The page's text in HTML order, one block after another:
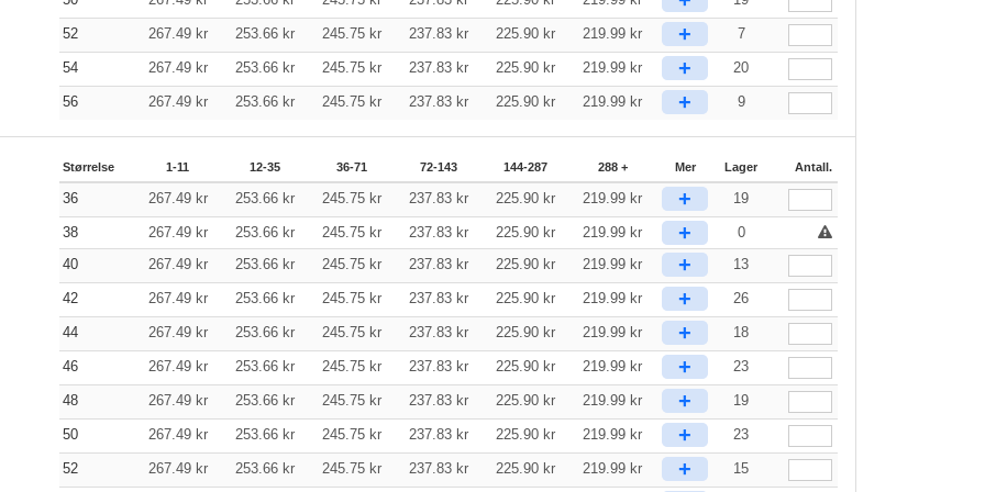
52 267.49 kr 253.66 kr 245.75 kr 237.83 kr 225.90 kr 219.99 kr + 7
54 267.49 kr 253.66 kr 245.75 kr 237.83 kr 225.90 kr 219.99 kr + 20
56 267.49 kr 253.66 kr 245.75 kr 237.83 kr 225.90 kr 219.99 kr + 9
Størrelse 1-11 12-35 36-71 72-143 144-287 288 + Mer Lager Antall.
36 267.49 kr 253.66 kr 245.75 kr 237.83 kr 225.90 kr 219.99 kr + 19
38 267.49 kr 253.66 kr 245.75 kr 237.83 kr 225.90 kr 219.99 kr +
0
40
267.49 kr 253.66 kr 245.75 kr 237.83 kr 225.90 kr 219.99 kr + 13
42 267.49 kr 253.66 kr 245.75 kr 237.83 kr 225.90 kr 219.99 kr + 26
44 267.49 kr 253.66 kr 245.75 kr 237.83 kr 225.90 kr 219.99 kr + 18
46 267.49 kr 253.66 kr 245.75 kr 237.83 kr 225.90 kr 219.99 kr + 23
48 267.49 kr 253.66 kr 245.75 kr 237.83 kr 225.90 kr 219.99 kr + 19
50 267.49 kr 253.66 kr 245.75 kr 237.83 kr 225.90 kr 219.99 kr + 23
52 267.49 kr 253.66 kr 245.75 kr 237.83 kr 225.90 kr 219.99 kr + 15